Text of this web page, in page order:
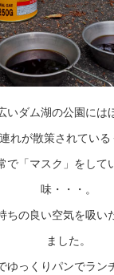
いダム湖の公園には
れが散策されている
で「マスク」をして
味・・・。
ちの良い空気を吸い
ました。
ゆっくりパンでラン